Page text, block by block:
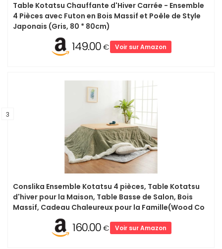
Table Kotatsu Chauffante d'Hiver Carrée - Ensemble
4 Pièces avec Futon en Bois Massif et Poêle de Style
Japonais (Gris, 80 * 80cm)
149.00€ Voir sur Amazon
3
Conslika Ensemble Kotatsu 4 pièces, Table Kotatsu
d'hiver pour la Maison, Table Basse de Salon, Bois
Massif, Cadeau Chaleureux pour la Famille(Wood Co
160.00€ Voir sur Amazon